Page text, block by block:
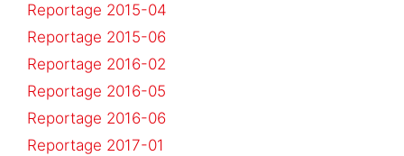
Reportage 2015-04
Reportage 2015-06
Reportage 2016-02
Reportage 2016-05
Reportage 2016-06
Reportage 2017-01